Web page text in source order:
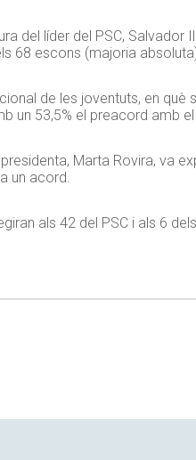
del líder del PSC, Salvador
68 escons (majoria
de les joventuts, en què
un 53,5% el preacord amb el
Marta Rovira, va
un acord.
als 42 del PSC i als 6